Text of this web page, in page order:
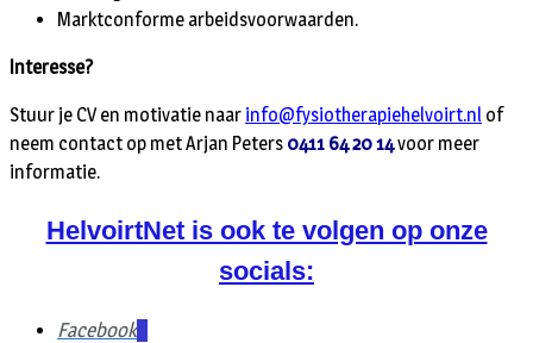
Marktconforme arbeidsvoorwaarden.
Interesse?
Stuur je CV en motivatie naar info@fysiotherapiehelvoirt.nl of
neem contact op met Arjan Peters 0411 64 20 14voor meer
informatie.
HelvoirtNet is ook te volgen op onze
socials:
Facebook